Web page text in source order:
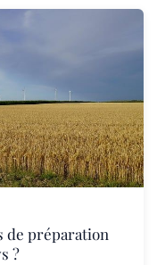
de préparation
?